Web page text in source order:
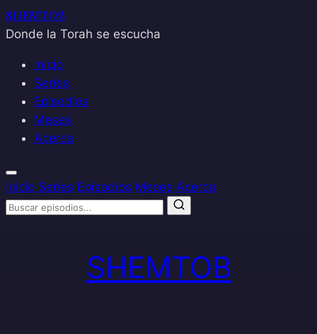
SHEMTOB
Donde la Torah se escucha
Inicio
Series
Episodios
Meses
Acerca
Inicio Series Episodios Meses Acerca
SHEMTOB